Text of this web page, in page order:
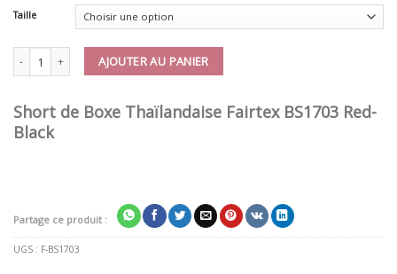
Taille
quantité de Short Boxe Thai Fairtex BS1703 Red/Black
AJOUTER AU PANIER
Short de Boxe Thaïlandaise Fairtex BS1703 Red-
Black
Partage ce produit :
UGS : F-BS1703